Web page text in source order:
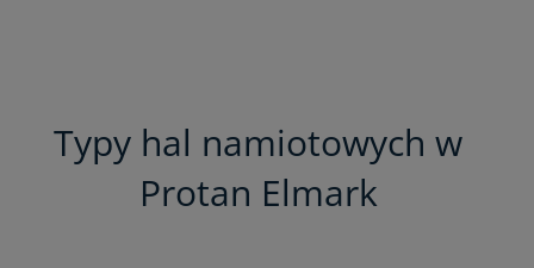
Typy hal namiotowych w
Protan Elmark